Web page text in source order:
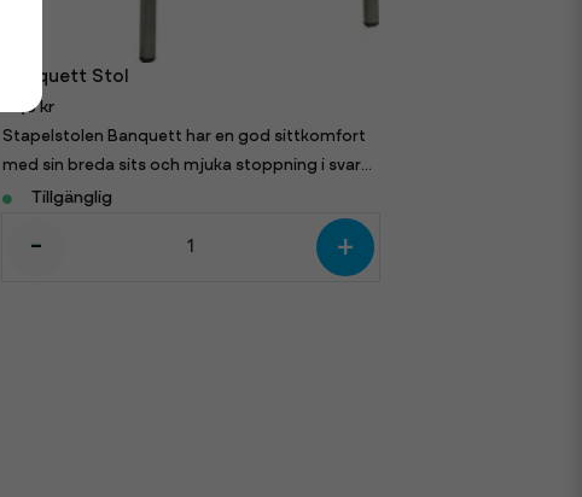
Banquett Stol
52,5 kr
Stapelstolen Banquett har en god sittkomfort
med sin breda sits och mjuka stoppning i svart
tyg.Tillgänglig
- +